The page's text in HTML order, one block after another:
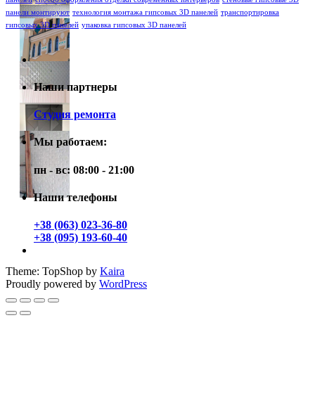
панели монтируют технология монтажа гипсовых 3D панелей транспортировка
гипсовых 3D панелей упаковка гипсовых 3D панелей
Наши партнеры
Студия ремонта
Мы работаем:
пн - вс: 08:00 - 21:00
Наши телефоны
+38 (063) 023-36-80
+38 (095) 193-60-40
Theme: TopShop by Kaira
Proudly powered by WordPress